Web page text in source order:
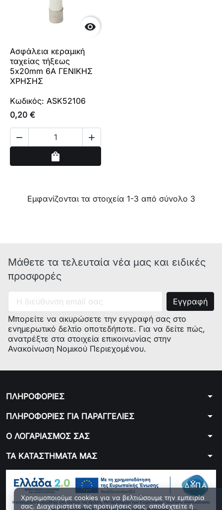

Ασφάλεια κεραμική
ταχείας τήξεως
5x20mm 6A ΓΕΝΙΚΗΣ
ΧΡΗΣΗΣ
Κωδικός: ASK52106
0,20 €
 
shopping_bag
Εμφανίζονται τα στοιχεία 1-3 από σύνολο 3
Μάθετε τα τελευταία νέα μας και ειδικές
προσφορές
Μπορείτε να ακυρώσετε την εγγραφή σας στο
ενημερωτικό δελτίο οποτεδήποτε. Για να δείτε πώς,
ανατρέξτε στα στοιχεία επικοινωνίας στην
Ανακοίνωση Νομικού Περιεχομένου.
ΠΛΗΡΟΦΟΡΙΕΣ arrow_drop_down
ΠΛΗΡΟΦΟΡΙΕΣ ΓΙΑ ΠΑΡΑΓΓΕΛΙΕΣ arrow_drop_down
Ο ΛΟΓΑΡΙΑΣΜΟΣ ΣΑΣ arrow_drop_down
ΤΑ ΚΑΤΑΣΤΗΜΑΤΑ ΜΑΣ arrow_drop_down
Χρησιμοποιούμε cookies για να βελτιώσουμε την εμπειρία
σας. Διαχειριστείτε τις προτιμήσεις σας, αποδεχτείτε ή